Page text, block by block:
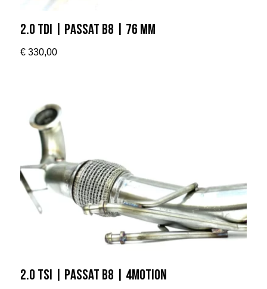
2.0 TDI | Passat B8 | 76 MM
€330,00
2.0 TSI | Passat B8 | 4MOTION